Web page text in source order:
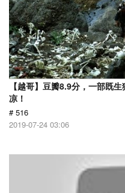
【越哥】豆瓣8.9分，一部既
凉！
# 516
2019-07-24 03:06